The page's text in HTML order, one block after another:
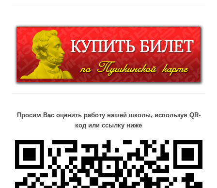
Просим Вас оценить работу нашей школы, используя QR-
код или ссылку ниже